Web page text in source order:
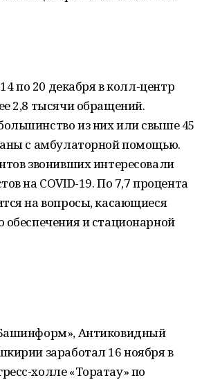
по 20 декабря в колл-центр
2,8 тысячи обращений.
из них или свыше 45
с амбулаторной помощью.
звонивших интересовали
на COVID-19. По 7,7 процента
на вопросы, касающиеся
обеспечения и стационарной
Антиковидный
заработал 16 ноября в
холле «Торатау» по